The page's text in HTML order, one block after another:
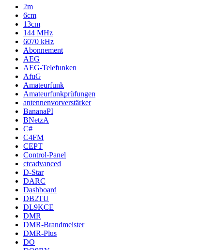
2m
6cm
13cm
144 MHz
6070 kHz
Abonnement
AEG
AEG-Telefunken
AfuG
Amateurfunk
Amateurfunkprüfungen
antennenvorverstärker
BananaPI
BNetzA
C#
C4FM
CEPT
Control-Panel
ctcadvanced
D-Star
DARC
Dashboard
DB2TU
DL9KCE
DMR
DMR-Brandmeister
DMR-Plus
DO